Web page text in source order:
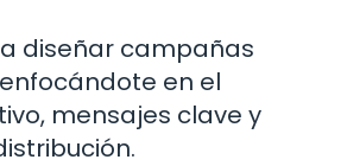
diseñar campañas
en el
mensajes clave y